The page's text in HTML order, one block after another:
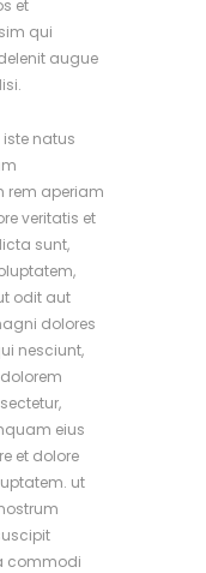
et
qui
augue
natus
rem aperiam
veritatis et
sunt,
odit aut
dolores
nesciunt,
eius
et dolore
ut
commodi